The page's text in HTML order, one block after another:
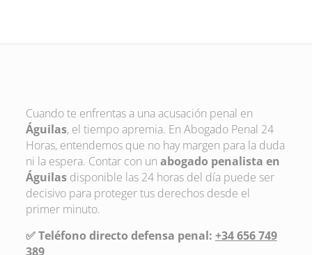
Cuando te enfrentas a una acusación penal en
Águilas, el tiempo apremia. En Abogado Penal 24
Horas, entendemos que no hay margen para la duda
ni la espera. Contar con un abogado penalista en
Águilasdisponible las 24 horas del día puede ser
decisivo para proteger tus derechos desde el
primer minuto.
✅ Teléfono directo defensa penal: +34 656 749
389